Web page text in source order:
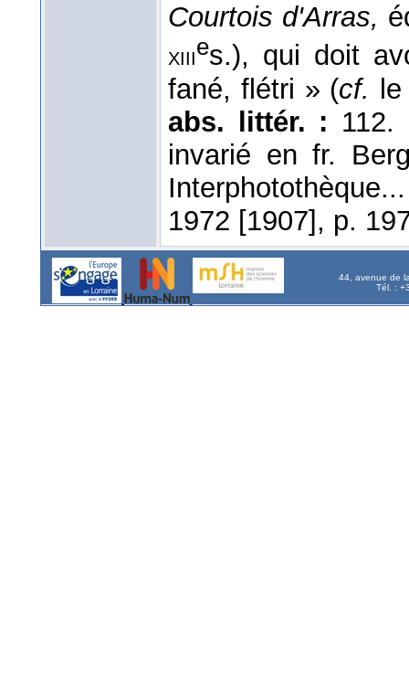
Courtois d'Arras,
xiiies.), qui doit
fané, flétri » (cf.
abs. littér. : 112.
invarié en fr.
1972 [1907], p.
44, avenue de
Tél. :